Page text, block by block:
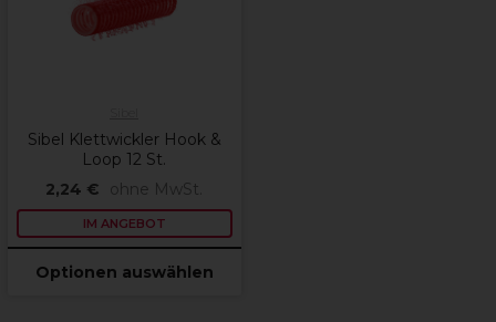
Sibel Klettwickler Hook &
Loop 12 St.
2,24 €
ohne MwSt.
IM ANGEBOT
Optionen auswählen